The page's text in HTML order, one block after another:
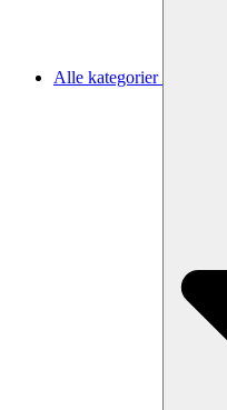
Alle kategorier